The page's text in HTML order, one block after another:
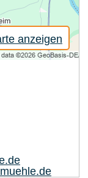
anzeigen